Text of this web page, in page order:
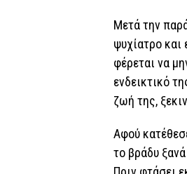
Μετά την
ψυχίατρο και
φέρεται να
ενδεικτικό
ζωή της,
Αφού
το βράδυ